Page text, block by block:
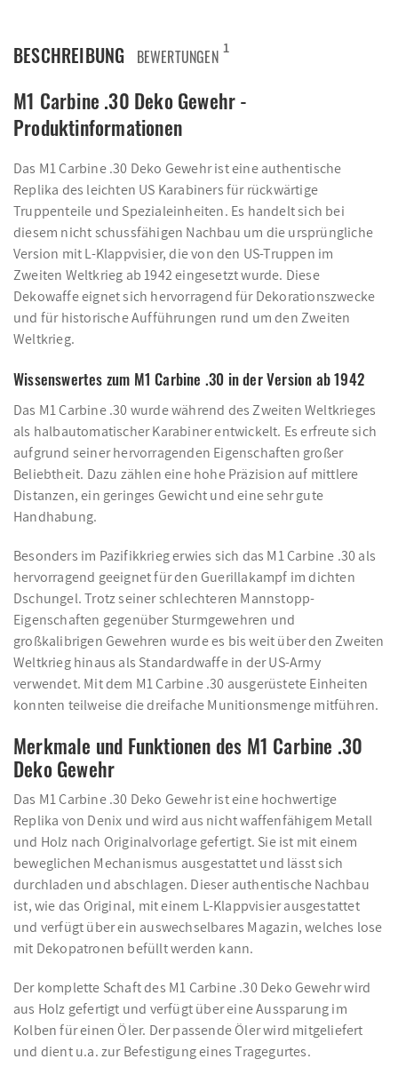
BESCHREIBUNG BEWERTUNGEN 1
M1 Carbine .30 Deko Gewehr -
Produktinformationen
Das M1 Carbine .30 Deko Gewehr ist eine authentische
Replika des leichten US Karabiners für rückwärtige
Truppenteile und Spezialeinheiten. Es handelt sich bei
diesem nicht schussfähigen Nachbau um die ursprüngliche
Version mit L-Klappvisier, die von den US-Truppen im
Zweiten Weltkrieg ab 1942 eingesetzt wurde. Diese
Dekowaffe eignet sich hervorragend für Dekorationszwecke
und für historische Aufführungen rund um den Zweiten
Weltkrieg.
Wissenswertes zum M1 Carbine .30 in der Version ab 1942
Das M1 Carbine .30 wurde während des Zweiten Weltkrieges
als halbautomatischer Karabiner entwickelt. Es erfreute sich
aufgrund seiner hervorragenden Eigenschaften großer
Beliebtheit. Dazu zählen eine hohe Präzision auf mittlere
Distanzen, ein geringes Gewicht und eine sehr gute
Handhabung.
Besonders im Pazifikkrieg erwies sich das M1 Carbine .30 als
hervorragend geeignet für den Guerillakampf im dichten
Dschungel. Trotz seiner schlechteren Mannstopp-
Eigenschaften gegenüber Sturmgewehren und
großkalibrigen Gewehren wurde es bis weit über den Zweiten
Weltkrieg hinaus als Standardwaffe in der US-Army
verwendet. Mit dem M1 Carbine .30 ausgerüstete Einheiten
konnten teilweise die dreifache Munitionsmenge mitführen.
Merkmale und Funktionen des M1 Carbine .30
Deko Gewehr
Das M1 Carbine .30 Deko Gewehr ist eine hochwertige
Replika von Denix und wird aus nicht waffenfähigem Metall
und Holz nach Originalvorlage gefertigt. Sie ist mit einem
beweglichen Mechanismus ausgestattet und lässt sich
durchladen und abschlagen. Dieser authentische Nachbau
ist, wie das Original, mit einem L-Klappvisier ausgestattet
und verfügt über ein auswechselbares Magazin, welches lose
mit Dekopatronen befüllt werden kann.
Der komplette Schaft des M1 Carbine .30 Deko Gewehr wird
aus Holz gefertigt und verfügt über eine Aussparung im
Kolben für einen Öler. Der passende Öler wird mitgeliefert
und dient u.a. zur Befestigung eines Tragegurtes.